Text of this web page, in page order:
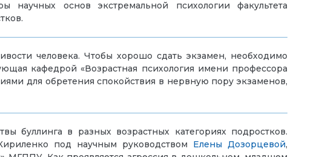
научных основ экстремальной психологии факультета
человека. Чтобы хорошо сдать экзамен, необходимо
кафедрой «Возрастная психология имени профессора
для обретения спокойствия в нервную пору экзаменов,
буллинга в разных возрастных категориях подростков.
под научным руководством Елены Дозорцевой,